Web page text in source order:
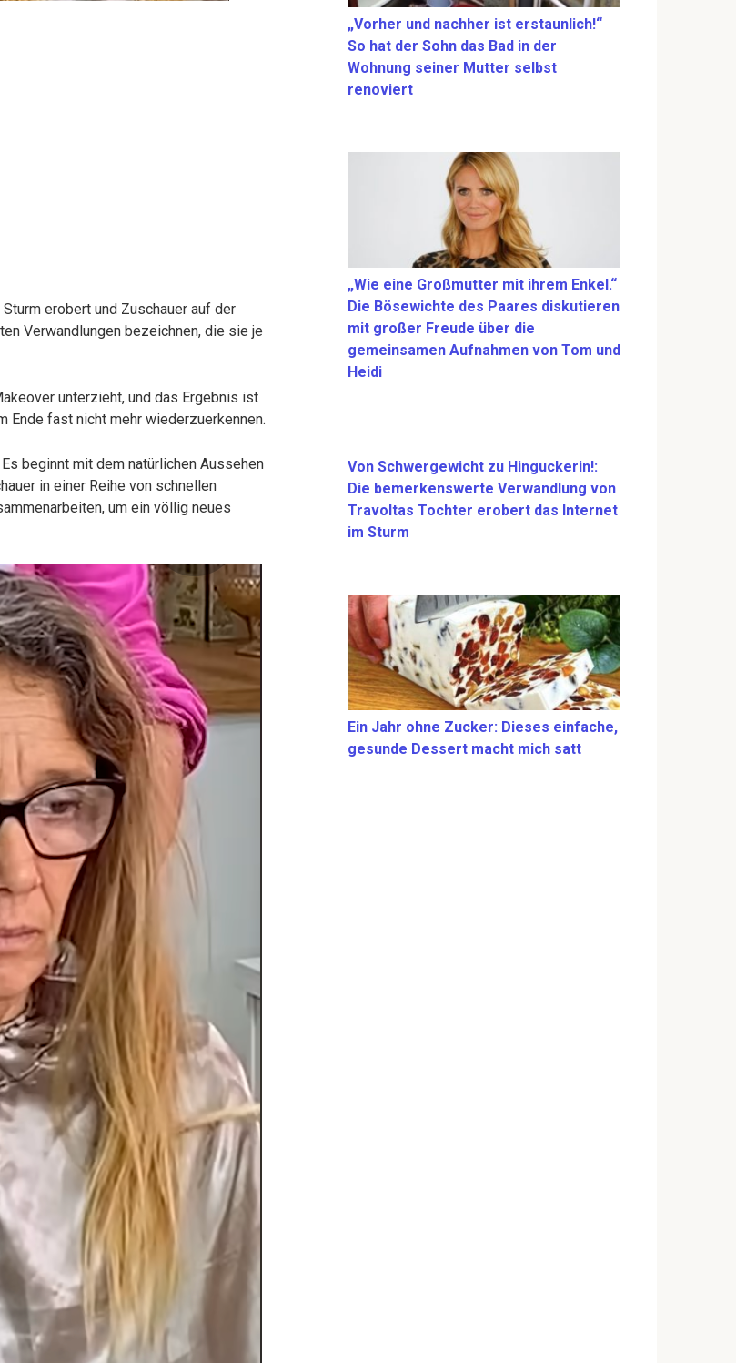
erobert und Zuschauer auf der
Verwandlungen bezeichnen, die sie je
unterzieht, und das Ergebnis ist
Ende fast nicht mehr wiederzuerkennen.
beginnt mit dem natürlichen Aussehen
in einer Reihe von schnellen
um ein völlig neues
„Vorher und nachher ist erstaunlich!“
So hat der Sohn das Bad in der
Wohnung seiner Mutter selbst
renoviert
„Wie eine Großmutter mit ihrem Enkel.“
Die Bösewichte des Paares diskutieren
mit großer Freude über die
gemeinsamen Aufnahmen von Tom und
Heidi
Von Schwergewicht zu Hinguckerin!:
Die bemerkenswerte Verwandlung von
Travoltas Tochter erobert das Internet
im Sturm
Ein Jahr ohne Zucker: Dieses einfache,
gesunde Dessert macht mich satt